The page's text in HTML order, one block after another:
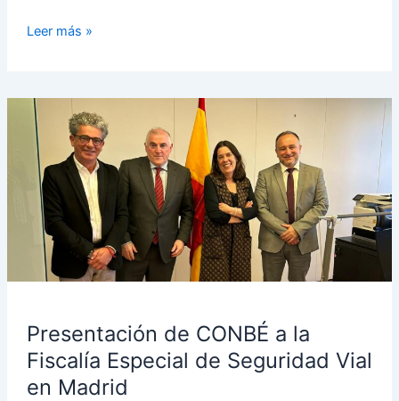
Leer más »
Presentación de CONBÉ a la
Fiscalía Especial de Seguridad Vial
en Madrid
Presentación
de
CONBÉ
Fiscalía
Especial
Seguridad
Madrid